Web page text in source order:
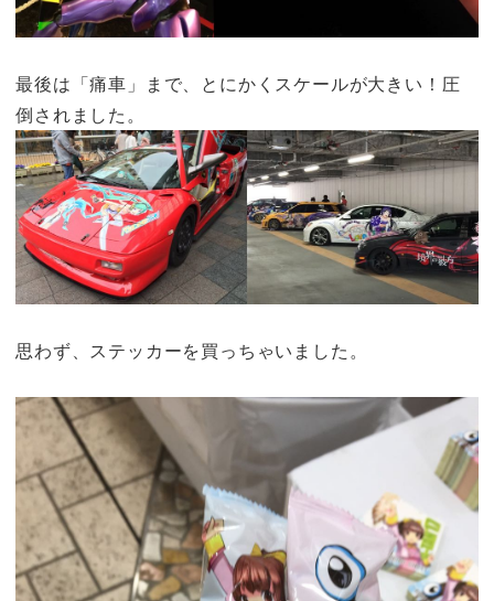
最後は「痛車」まで、 とにかくスケールが大きい！圧
倒されました。
思わず、ステッカーを買っちゃいました。